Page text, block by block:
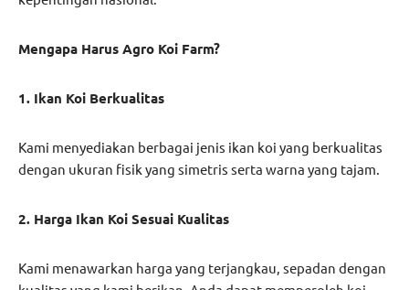
Mengapa Harus Agro Koi Farm?
1. Ikan Koi Berkualitas
Kami menyediakan berbagai jenis ikan koi yang berkualitas
dengan ukuran fisik yang simetris serta warna yang tajam.
2. Harga Ikan Koi Sesuai Kualitas
Kami menawarkan harga yang terjangkau, sepadan dengan